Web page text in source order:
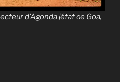
d’Agonda (état de Goa,